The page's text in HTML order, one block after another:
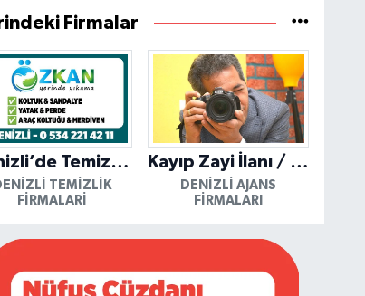
Firmalar
Denizli’de Temizliğin Güvenilir Adresi: Özkan Yerinde Yıkama
TEMIZLIK
FIRMALARI
Kayıp Zayi İlanı / Mutlu Ajans / Denizli
DENIZLI AJANS
FIRMALARI